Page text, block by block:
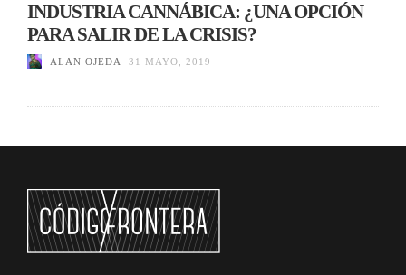
INDUSTRIA CANNÁBICA: ¿UNA OPCIÓN
PARA SALIR DE LA CRISIS?
ALAN OJEDA 31 MAYO, 2019